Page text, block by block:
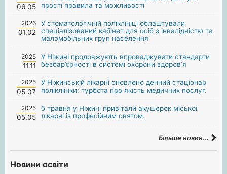
06.05
прості правила та можливості
2026
01.02
У стоматологічній поліклініці облаштували
спеціалізований кабінет для осіб з інвалідністю та
маломобільних груп населення
2025
11.11
У Ніжині продовжують впроваджувати стандарти
безбар’єрності в системі охорони здоров’я
2025
05.07
У Ніжинській лікарні оновлено денний стаціонар
поліклініки: турбота про якість медичних послуг.
2025
05.05
5 травня у Ніжині привітали акушерок міської
лікарні із професійним святом.
Більше новин...
Новини освіти